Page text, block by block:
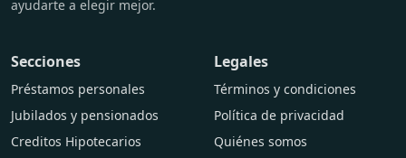
ayudarte a elegir mejor.
Secciones
Préstamos personales
Jubilados y pensionados
Creditos Hipotecarios
Legales
Términos y condiciones
Política de privacidad
Quiénes somos